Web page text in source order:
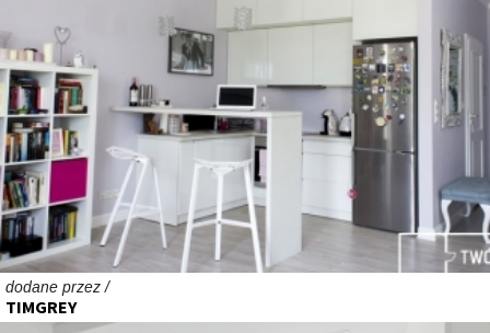
dodane przez /
TIMGREY